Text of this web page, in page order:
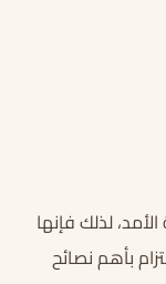
لذلك فإنها
بأهم نصائح